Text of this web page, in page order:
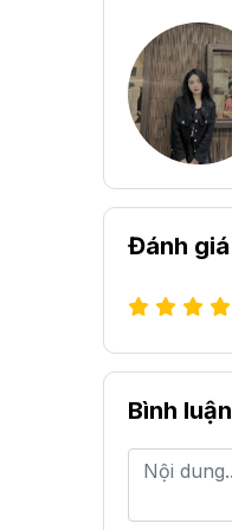
Đánh giá
Bình luận